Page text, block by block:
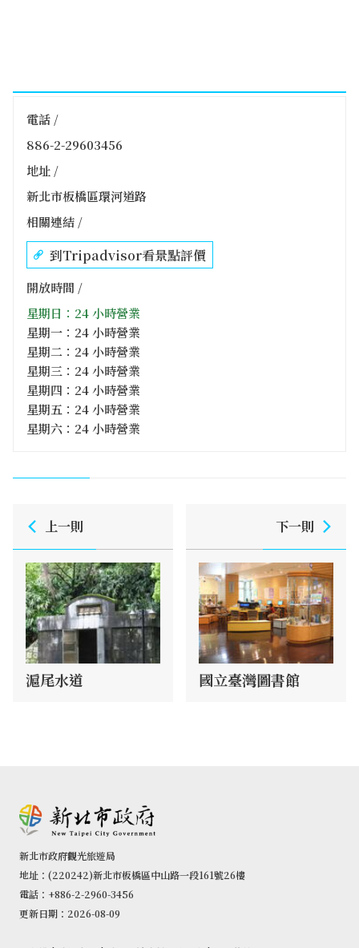
電話 /
886-2-29603456
地址 /
新北市板橋區環河道路
相關連結 /
到Tripadvisor看景點評價
開放時間 /
星期日：24 小時營業
星期一：24 小時營業
星期二：24 小時營業
星期三：24 小時營業
星期四：24 小時營業
星期五：24 小時營業
星期六：24 小時營業
上一則
滬尾水道
下一則
國立臺灣圖書館
新北市政府觀光旅遊局
地址：(220242)新北市板橋區中山路一段161號26樓
電話：+886-2-2960-3456
更新日期：2026-08-09